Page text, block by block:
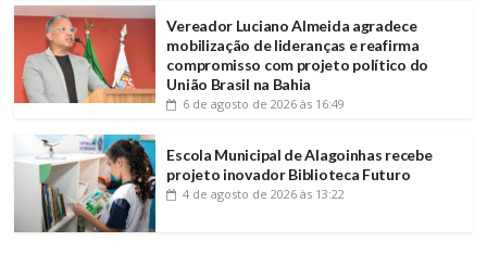
Vereador Luciano Almeida agradece
mobilização de lideranças e reafirma
compromisso com projeto político do
União Brasil na Bahia
6 de agosto de 2026 às 16:49
Escola Municipal de Alagoinhas recebe
projeto inovador Biblioteca Futuro
4 de agosto de 2026 às 13:22